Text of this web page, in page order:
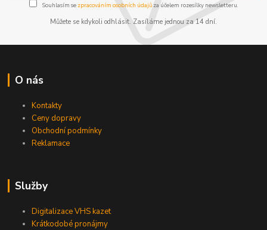
Souhlasím se zpracováním osobních údajůza účelem rozesílky newsletteru.
Můžete se kdykoli odhlásit. Zasíláme jednou za 14 dní.
O nás
Kontakty
Ceny dopravy
Obchodní podmínky
Reklamace
Služby
Digitalizace VHS kazet
Krátkodobé pronájmy